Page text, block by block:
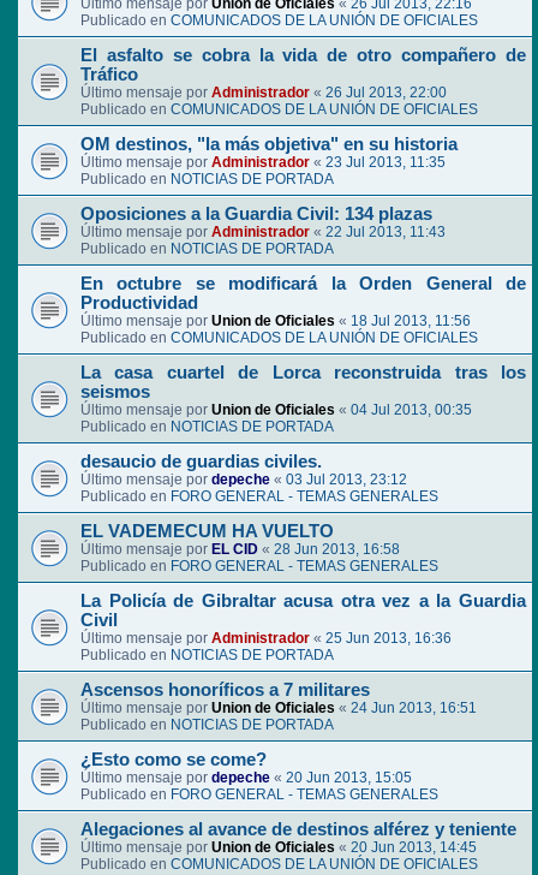
Último mensaje por Union de Oficiales « 26 Jul 2013, 22:16
Publicado en COMUNICADOS DE LA UNIÓN DE OFICIALES
El asfalto se cobra la vida de otro compañero de
Tráfico
Último mensaje por Administrador « 26 Jul 2013, 22:00
Publicado en COMUNICADOS DE LA UNIÓN DE OFICIALES
OM destinos, "la más objetiva" en su historia
Último mensaje por Administrador « 23 Jul 2013, 11:35
Publicado en NOTICIAS DE PORTADA
Oposiciones a la Guardia Civil: 134 plazas
Último mensaje por Administrador « 22 Jul 2013, 11:43
Publicado en NOTICIAS DE PORTADA
En octubre se modificará la Orden General de
Productividad
Último mensaje por Union de Oficiales « 18 Jul 2013, 11:56
Publicado en COMUNICADOS DE LA UNIÓN DE OFICIALES
La casa cuartel de Lorca reconstruida tras los
seismos
Último mensaje por Union de Oficiales « 04 Jul 2013, 00:35
Publicado en NOTICIAS DE PORTADA
desaucio de guardias civiles.
Último mensaje por depeche « 03 Jul 2013, 23:12
Publicado en FORO GENERAL - TEMAS GENERALES
EL VADEMECUM HA VUELTO
Último mensaje por EL CID « 28 Jun 2013, 16:58
Publicado en FORO GENERAL - TEMAS GENERALES
La Policía de Gibraltar acusa otra vez a la Guardia
Civil
Último mensaje por Administrador « 25 Jun 2013, 16:36
Publicado en NOTICIAS DE PORTADA
Ascensos honoríficos a 7 militares
Último mensaje por Union de Oficiales « 24 Jun 2013, 16:51
Publicado en NOTICIAS DE PORTADA
¿Esto como se come?
Último mensaje por depeche « 20 Jun 2013, 15:05
Publicado en FORO GENERAL - TEMAS GENERALES
Alegaciones al avance de destinos alférez y teniente
Último mensaje por Union de Oficiales « 20 Jun 2013, 14:45
Publicado en COMUNICADOS DE LA UNIÓN DE OFICIALES